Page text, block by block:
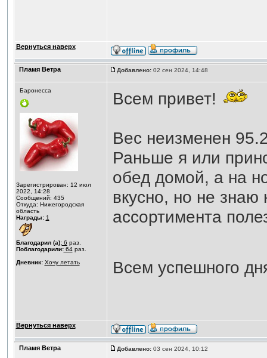
Вернуться наверх
Пламя Ветра Добавлено:02 сен 2024, 14:48
Баронесса
Зарегистрирован: 12 июл
2022, 14:28
Сообщений: 435
Откуда: Нижегородская
область
Награды: 1
Благодарил (а):6 раз.
Поблагодарили:64раз.
Дневник: Хочу летать
Всем привет!
Вес неизменен
Раньше я или
обед домой, а на
вкусно, но не знаю
ассортимента
Всем успешного
Вернуться наверх
Пламя Ветра Добавлено:03 сен 2024, 10:12